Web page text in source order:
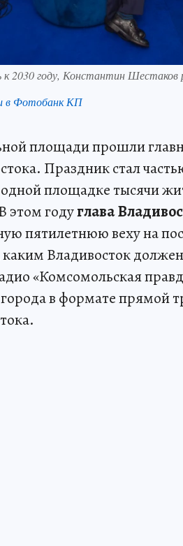
2030 году, Константин Шестаков
в Фотобанк КП
площади прошли
Праздник стал
площадке тысячи
этом годуглава
пятилетнюю веху на
Владивосток должен
«Комсомольская
в формате прямой